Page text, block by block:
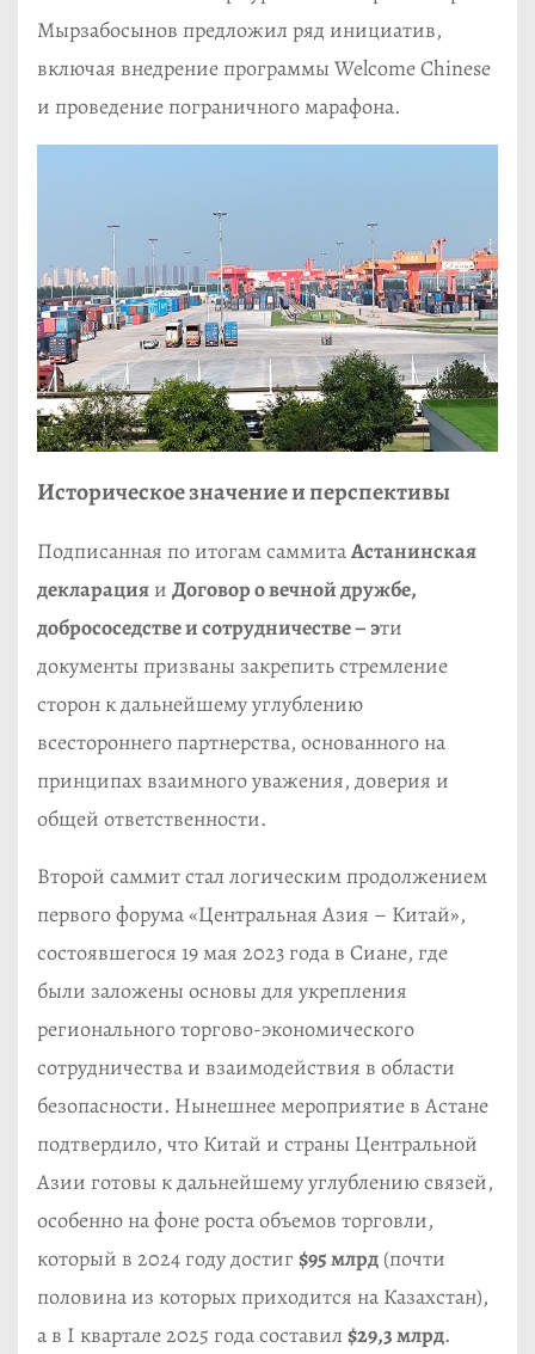
Мырзабосынов предложил ряд инициатив,
включая внедрение программы Welcome Chinese
и проведение пограничного марафона.
Историческое значение и перспективы
Подписанная по итогам саммитаАстанинская
декларация и Договор о вечной дружбе,
добрососедстве и сотрудничестве – эти
документы призваны закрепить стремление
сторон к дальнейшему углублению
всестороннего партнерства, основанного на
принципах взаимного уважения, доверия и
общей ответственности.
Второй саммит стал логическим продолжением
первого форума «Центральная Азия – Китай»,
состоявшегося 19 мая 2023 года в Сиане, где
были заложены основы для укрепления
регионального торгово-экономического
сотрудничества и взаимодействия в области
безопасности. Нынешнее мероприятие в Астане
подтвердило, что Китай и страны Центральной
Азии готовы к дальнейшему углублению связей,
особенно на фоне роста объемов торговли,
который в 2024 году достиг $95 млрд (почти
половина из которых приходится на Казахстан),
а в I квартале 2025 года составил $29,3 млрд.